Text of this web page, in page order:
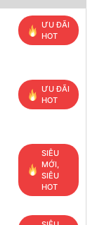
ƯU ĐÃI
HOT
ƯU ĐÃI
HOT
SIÊU
MỚI,
SIÊU
HOT